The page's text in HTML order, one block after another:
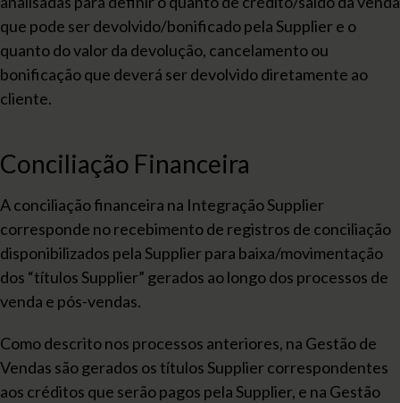
que pode ser devolvido/bonificado pela Supplier e o
quanto do valor da devolução, cancelamento ou
bonificação que deverá ser devolvido diretamente ao
cliente.
Conciliação Financeira
A conciliação financeira na Integração Supplier
corresponde no recebimento de registros de conciliação
disponibilizados pela Supplier para baixa/movimentação
dos “títulos Supplier” gerados ao longo dos processos de
venda e pós-vendas.
Como descrito nos processos anteriores, na Gestão de
Vendas são gerados os títulos Supplier correspondentes
aos créditos que serão pagos pela Supplier, e na Gestão